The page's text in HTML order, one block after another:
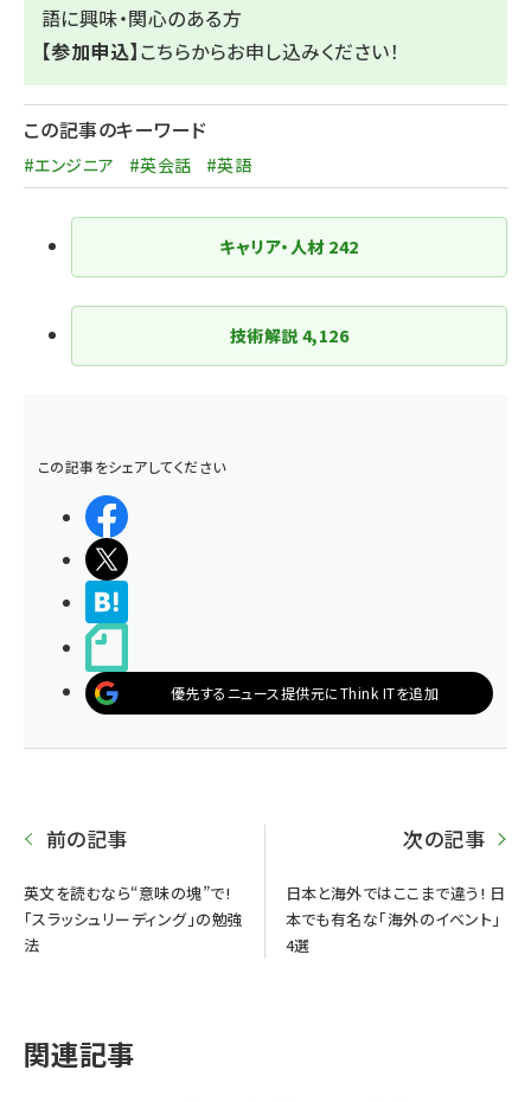
語に興味・関心のある方
【参加申込】こちらからお申し込みください！
この記事のキーワード
#エンジニア #英会話 #英語
キャリア・人材 242
技術解説 4,126
この記事をシェアしてください
優先するニュース提供元にThink ITを追加
前の記事
英文を読むなら“意味の塊”で!
「スラッシュリーディング」の勉強
法
次の記事
日本と海外ではここまで違う! 日
本でも有名な「海外のイベント」
4選
関連記事